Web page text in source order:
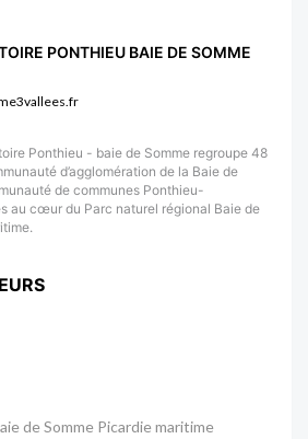
PONTHIEU BAIE DE SOMME
Ponthieu - baie de Somme regroupe 48
d’agglomération de la Baie de
de communes Ponthieu-
au cœur du Parc naturel régional Baie de
de Somme Picardie maritime